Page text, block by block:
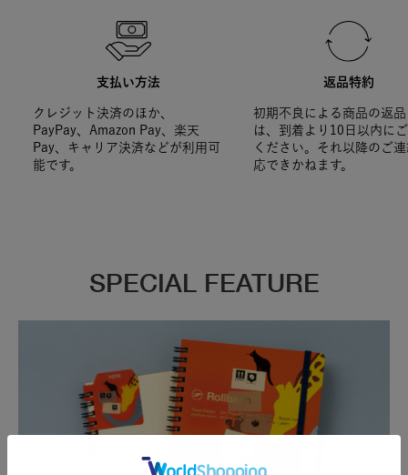
支払い方法
クレジット決済のほか、
PayPay、Amazon Pay、楽天
Pay、キャリア決済などが利用可
能です。
返品特約
初期不良による商品の返
は、到着より10日以内に
ください。それ以降のご
応できかねます。
SPECIAL FEATURE